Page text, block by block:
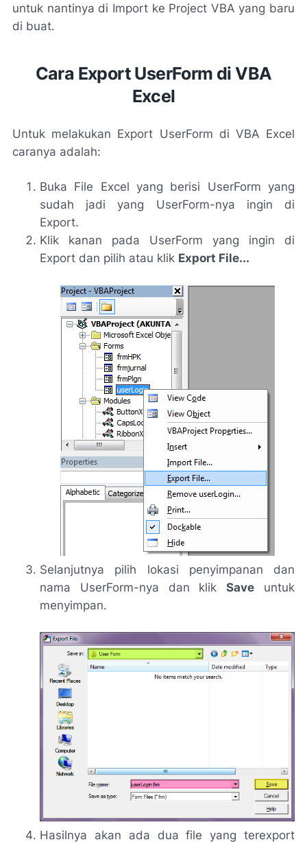
untuk nantinya di Import ke Project VBA yang baru
di buat.
Cara Export UserForm di VBA
Excel
Untuk melakukan Export UserForm di VBA Excel
caranya adalah:
Buka File Excel yang berisi UserForm yang
sudah jadi yang UserForm-nya ingin di
Export.
Klik kanan pada UserForm yang ingin di
Export dan pilih atau klik Export File...
Selanjutnya pilih lokasi penyimpanan dan
nama UserForm-nya dan klikSave untuk
menyimpan.
Hasilnya akan ada dua file yang terexport